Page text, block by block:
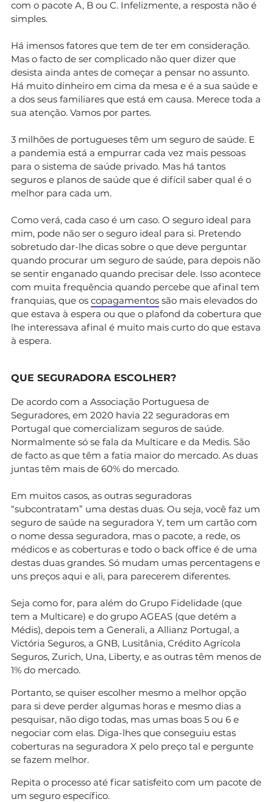
com o pacote A, B ou C. Infelizmente, a resposta não é
simples.
Há imensos fatores que tem de ter em consideração.
Mas o facto de ser complicado não quer dizer que
desista ainda antes de começar a pensar no assunto.
Há muito dinheiro em cima da mesa e é a sua saúde e
a dos seus familiares que está em causa. Merece toda a
sua atenção. Vamos por partes.
3 milhões de portugueses têm um seguro de saúde. E
a pandemia está a empurrar cada vez mais pessoas
para o sistema de saúde privado. Mas há tantos
seguros e planos de saúde que é difícil saber qual é o
melhor para cada um.
Como verá, cada caso é um caso. O seguro ideal para
mim, pode não ser o seguro ideal para si. Pretendo
sobretudo dar-lhe dicas sobre o que deve perguntar
quando procurar um seguro de saúde, para depois não
se sentir enganado quando precisar dele. Isso acontece
com muita frequência quando percebe que afinal tem
franquias, que os copagamentos são mais elevados do
que estava à espera ou que o plafond da cobertura que
lhe interessava afinal é muito mais curto do que estava
à espera.
QUE SEGURADORA ESCOLHER?
De acordo com a Associação Portuguesa de
Seguradores, em 2020 havia 22 seguradoras em
Portugal que comercializam seguros de saúde.
Normalmente só se fala da Multicare e da Medis. São
de facto as que têm a fatia maior do mercado. As duas
juntas têm mais de 60% do mercado.
Em muitos casos, as outras seguradoras
“subcontratam” uma destas duas. Ou seja, você faz um
seguro de saúde na seguradora Y, tem um cartão com
o nome dessa seguradora, mas o pacote, a rede, os
médicos e as coberturas e todo o back office é de uma
destas duas grandes. Só mudam umas percentagens e
uns preços aqui e ali, para parecerem diferentes.
Seja como for, para além do Grupo Fidelidade (que
tem a Multicare) e do grupo AGEAS (que detém a
Médis), depois tem a Generali, a Allianz Portugal, a
Victória Seguros, a GNB, Lusitânia, Crédito Agrícola
Seguros, Zurich, Una, Liberty, e as outras têm menos de
1% do mercado.
Portanto, se quiser escolher mesmo a melhor opção
para si deve perder algumas horas e mesmo dias a
pesquisar, não digo todas, mas umas boas 5 ou 6 e
negociar com elas. Diga-lhes que conseguiu estas
coberturas na seguradora X pelo preço tal e pergunte
se fazem melhor.
Repita o processo até ficar satisfeito com um pacote de
um seguro específico.